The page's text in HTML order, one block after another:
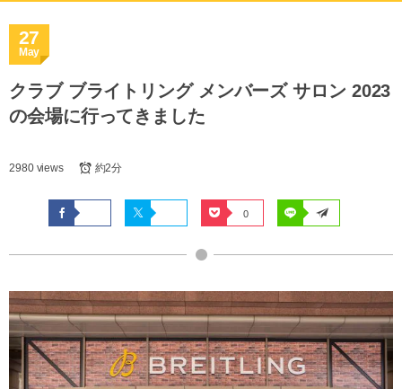
27
May
クラブ ブライトリング メンバーズ サロン 2023
の会場に行ってきました
2980 views 約2分
0